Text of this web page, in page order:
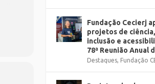
Fundação Cecierj
projetos de ciência,
inclusão e
78ª Reunião Anual
Destaques, Fundação